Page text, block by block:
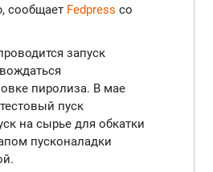
сообщает Fedpress со
запуск
пиролиза. В мае
пуск
на сырье для обкатки
пусконаладки